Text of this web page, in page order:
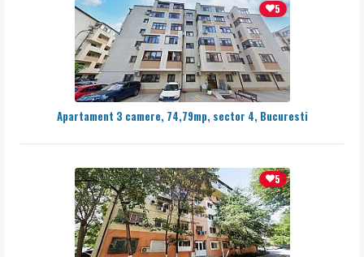
5
Apartament 3 camere, 74,79mp, sector 4, Bucuresti
5